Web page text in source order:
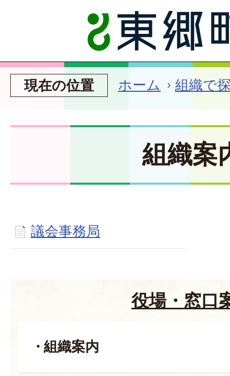
現在の位置 ホーム 組織で
組織案
議会事務局
役場・窓口
組織案内